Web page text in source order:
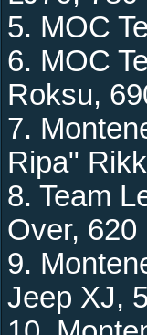
5. MOC
6. MOC
Roksu,
7.
Ripa"
8. Team
Over, 620
9.
Jeep XJ,